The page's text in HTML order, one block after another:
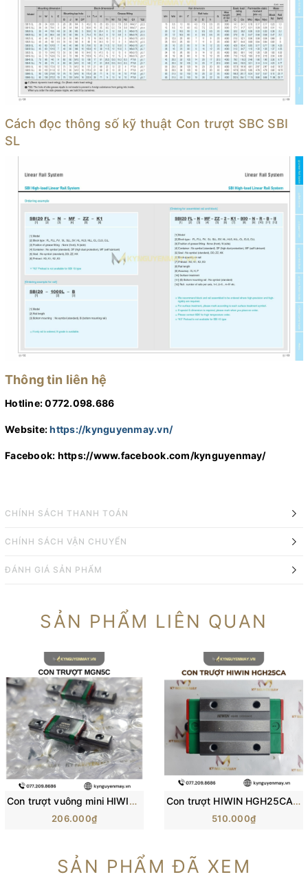
Cách đọc thông số kỹ thuật Con trượt SBC SBI
SL
Thông tin liên hệ
Hotline: 0772.098.686
Website:https://kynguyenmay.vn/
Facebook: https://www.facebook.com/kynguyenmay/
CHÍNH SÁCH THANH TOÁN
CHÍNH SÁCH VẬN CHUYỂN
ĐÁNH GIÁ SẢN PHẨM
SẢN PHẨM LIÊN QUAN
Con trượt vuông mini HIWIN MGN-C | Block trượt MGN5C, MGN7C, MGN12C
206.000₫
Con trượt HIWIN HGH25CA/ H25C/ HG25 (84x48x40mm)
510.000₫
SẢN PHẨM ĐÃ XEM